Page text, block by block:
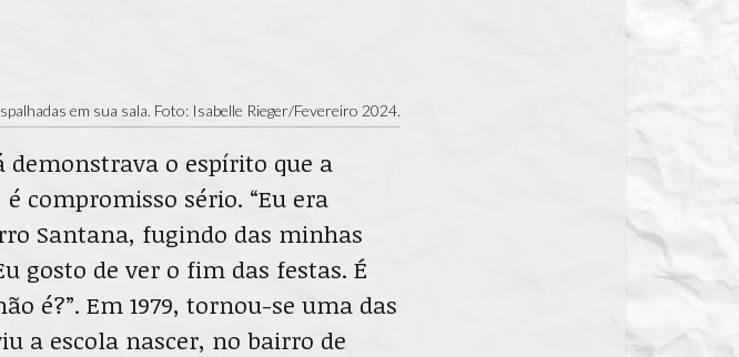
em sua sala. Foto: Isabelle Rieger/Fevereiro 2024.
demonstrava o espírito que a
compromisso sério. “Eu era
Santana, fugindo das minhas
gosto de ver o fim das festas. É
é?”. Em 1979, tornou-se uma das
a escola nascer, no bairro de